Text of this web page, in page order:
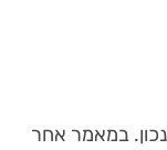
נכון. במאמר אחר